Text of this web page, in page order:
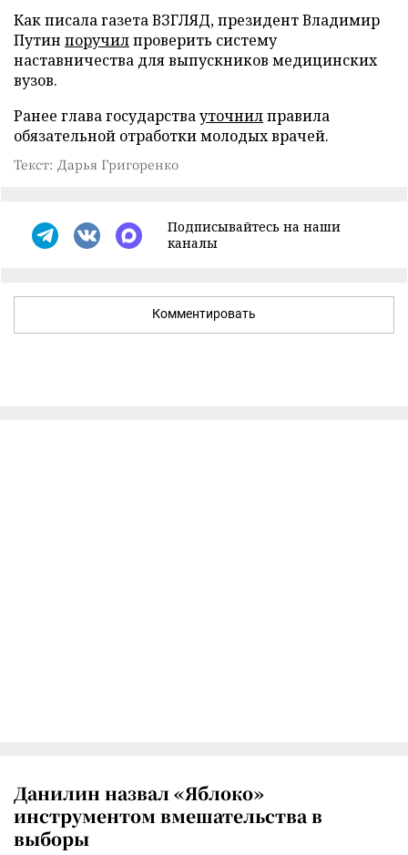
Как писала газета ВЗГЛЯД, президент Владимир
Путин поручилпроверить систему
наставничества для выпускников медицинских
вузов.
Ранее глава государствауточнилправила
обязательной отработки молодых врачей.
Текст: Дарья Григоренко
Подписывайтесь на наши
каналы
Комментировать
Данилин назвал «Яблоко»
инструментом вмешательства в
выборы